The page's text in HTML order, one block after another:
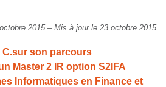
2015 – Mis à jour le 23 octobre 2015
C.sur son parcours
Master 2 IR option S2IFA
Informatiques en Finance et